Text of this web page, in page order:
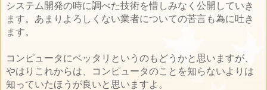
システム開発の時に調べた技術を惜しみなく公開していき
ます。あまりよろしくない業者についての苦言も為に吐き
ます。
コンピュータにベッタリというのもどうかと思いますが、
やはりこれからは、コンピュータのことを知らないよりは
知っていたほうが良いと思いますよ。